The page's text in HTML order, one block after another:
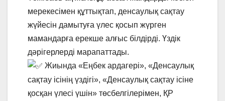
мерекесімен құттықтап, денсаулық сақтау
жүйесін дамытуға үлес қосып жүрген
мамандарға ерекше алғыс білдірді. Үздік
дәрігерлерді марапаттады.
Жиында «Еңбек ардагері», «Денсаулық
сақтау ісінің үздігі», «Денсаулық сақтау ісіне
қосқан үлесі үшін» төсбелгілерімен, ҚР